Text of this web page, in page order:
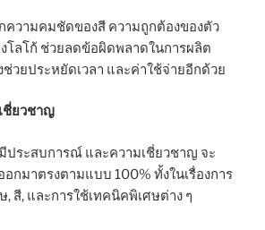
ความคมชัดของสี ความถูกต้องของตัว
โลโก้ ช่วยลดข้อผิดพลาดในการผลิต
วยประหยัดเวลา และค่าใช้จ่ายอีกด้วย
ชี่ยวชาญ
ประสบการณ์ และความเชี่ยวชาญ จะ
กมาตรงตามแบบ 100% ทั้งในเรื่องการ
สี, และการใช้เทคนิคพิเศษต่าง ๆ